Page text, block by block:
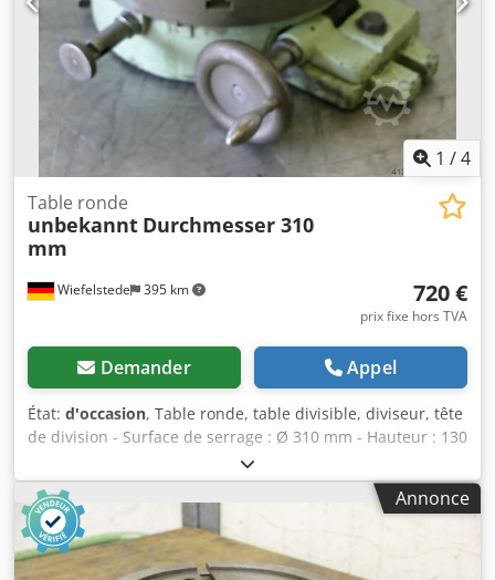
1 /4
Wiefelstede 395 km
Table ronde
unbekannt Durchmesser 310
mm
720 €
prix fixe hors TVA
Demander Appel
État: d'occasion, Table ronde, table divisible, diviseur, tête
de division - Surface de serrage : Ø 310 mm - Hauteur : 130
mm Codpfx Ajchyxzehherf - Rainure : mm - Dimensions :
410/380/H130 mm - Poids : 40 kg
Annonce